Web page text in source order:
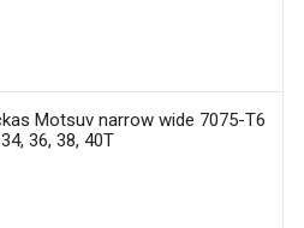
Motsuv narrow wide 7075-T6
36, 38, 40T